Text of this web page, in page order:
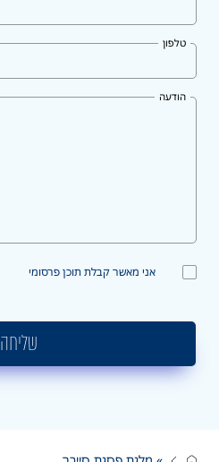
טלפון
הודעה
אני מאשר קבלת תוכן פרסומי
שליחה